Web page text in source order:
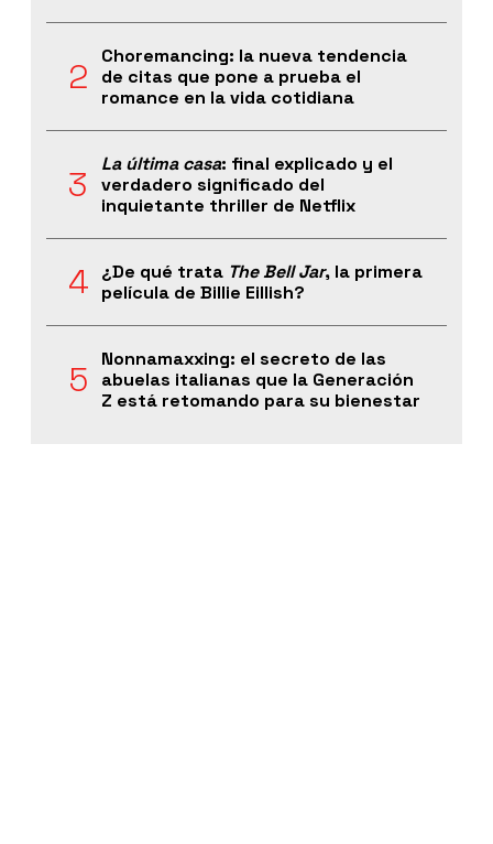
Choremancing: la nueva tendencia
de citas que pone a prueba el
romance en la vida cotidiana
La última casa: final explicado y el
verdadero significado del
inquietante thriller de Netflix
¿De qué trata The Bell Jar, la primera
película de Billie Eillish?
Nonnamaxxing: el secreto de las
abuelas italianas que la Generación
Z está retomando para su bienestar